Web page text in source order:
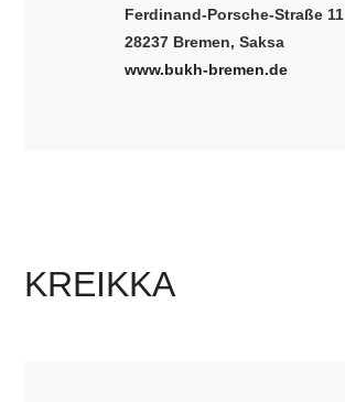
Ferdinand-Porsche-Straße 11
28237 Bremen, Saksa
www.bukh-bremen.de
KREIKKA